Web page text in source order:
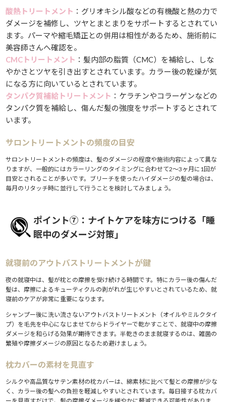
酸熱トリートメント ：グリオキシル酸などの有機酸と熱の力で
ダメージを補修し、ツヤとまとまりをサポートするとされてい
ます。パーマや縮毛矯正との併用は相性があるため、施術前に
美容師さんへ確認を。
CMCトリートメント ：髪内部の脂質（CMC）を補給し、しな
やかさとツヤを引き出すとされています。カラー後の乾燥が気
になる方に向いているとされています。
タンパク質補給トリートメント ：ケラチンやコラーゲンなどの
タンパク質を補給し、傷んだ髪の強度をサポートするとされて
います。
サロントリートメントの頻度の目安
サロントリートメントの頻度は、髪のダメージの程度や施術内容によって異な
りますが、一般的にはカラーリングのタイミングに合わせて2〜3ヶ月に1回が
目安とされることが多いです。ブリーチを使ったハイダメージの髪の場合は、
毎月のリタッチ時に並行して行うことを検討してみましょう。
ポイント⑦：ナイトケアを味方につける「睡
眠中のダメージ対策」
就寝前のアウトバストリートメントが鍵
夜の就寝中は、髪が枕との摩擦を受け続ける時間です。特にカラー後の傷んだ
髪は、摩擦によるキューティクルの剥がれが生じやすいとされているため、就
寝前のケアが非常に重要になります。
シャンプー後に洗い流さないアウトバストリートメント（オイルやミルクタイ
プ）を毛先を中心になじませてからドライヤーで乾かすことで、就寝中の摩擦
ダメージを和らげる効果が期待できます。半乾きのまま就寝するのは、雑菌の
繁殖や摩擦ダメージの原因となるため避けましょう。
枕カバーの素材を見直す
シルクや高品質なサテン素材の枕カバーは、綿素材に比べて髪との摩擦が少な
く、カラー後の髪への負担を軽減しやすいとされています。毎日接する枕カバ